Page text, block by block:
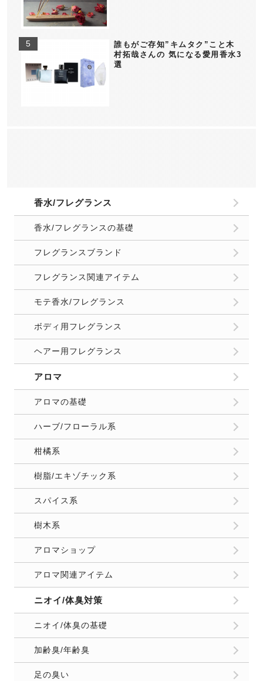
誰もがご存知”キムタク”こと木
村拓哉さんの 気になる愛用香水3
選
香水/フレグランス
香水/フレグランスの基礎
フレグランスブランド
フレグランス関連アイテム
モテ香水/フレグランス
ボディ用フレグランス
ヘアー用フレグランス
アロマ
アロマの基礎
ハーブ/フローラル系
柑橘系
樹脂/エキゾチック系
スパイス系
樹木系
アロマショップ
アロマ関連アイテム
ニオイ/体臭対策
ニオイ/体臭の基礎
加齢臭/年齢臭
足の臭い